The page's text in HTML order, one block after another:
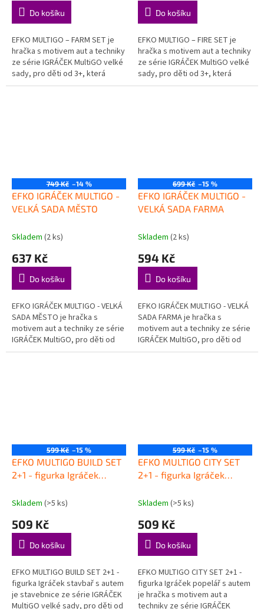
Do košíku
EFKO MULTIGO – FARM SET je
hračka s motivem aut a techniky
ze série IGRÁČEK MultiGO velké
sady, pro děti od 3+, která
hravou formou podporuje děti
Do košíku
EFKO MULTIGO – FIRE SET je
hračka s motivem aut a techniky
ze série IGRÁČEK MultiGO velké
sady, pro děti od 3+, která
hravou formou podporuje děti
749 Kč –14 %
EFKO IGRÁČEK MULTIGO -
VELKÁ SADA MĚSTO
Skladem (2 ks)
637 Kč
Do košíku
EFKO IGRÁČEK MULTIGO - VELKÁ
SADA MĚSTO je hračka s
motivem aut a techniky ze série
IGRÁČEK MultiGO, pro děti od
3+, která hravou formou
699 Kč –15 %
EFKO IGRÁČEK MULTIGO -
VELKÁ SADA FARMA
Skladem (2 ks)
594 Kč
Do košíku
EFKO IGRÁČEK MULTIGO - VELKÁ
SADA FARMA je hračka s
motivem aut a techniky ze série
IGRÁČEK MultiGO, pro děti od
3+, která hravou formou
599 Kč –15 %
EFKO MULTIGO BUILD SET
2+1 - figurka Igráček
Skladem (>5 ks)
509 Kč
Do košíku
EFKO MULTIGO BUILD SET 2+1 -
figurka Igráček stavbař s autem
je stavebnice ze série IGRÁČEK
MultiGO velké sady, pro děti od
599 Kč –15 %
EFKO MULTIGO CITY SET
2+1 - figurka Igráček
Skladem (>5 ks)
509 Kč
Do košíku
EFKO MULTIGO CITY SET 2+1 -
figurka Igráček popelář s autem
je hračka s motivem aut a
techniky ze série IGRÁČEK